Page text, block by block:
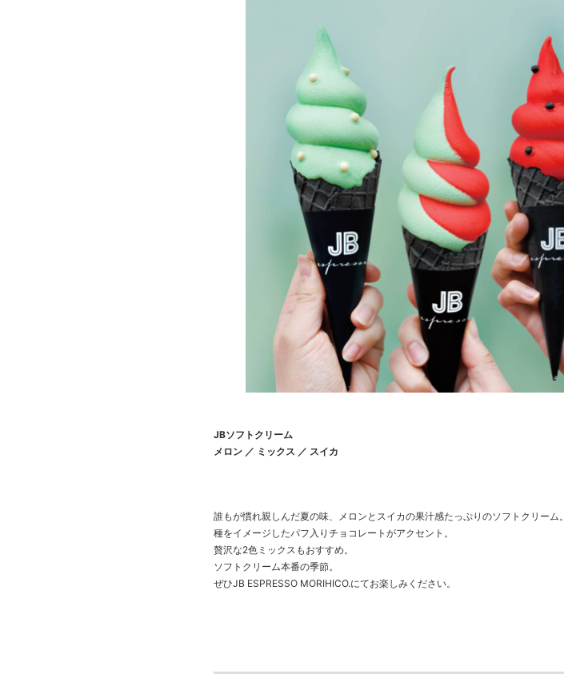
JBソフトクリーム
メロン ／ ミックス ／ スイカ
誰もが慣れ親しんだ夏の味、メロンとスイカの果汁感たっぷりのソフトクリーム。
種をイメージしたパフ入りチョコレートがアクセント。
贅沢な2色ミックスもおすすめ。
ソフトクリーム本番の季節。
ぜひJB ESPRESSO MORIHICO.にてお楽しみください。